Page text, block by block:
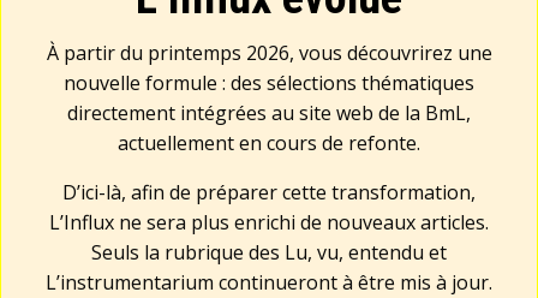
À partir du printemps 2026, vous découvrirez une
nouvelle formule : des sélections thématiques
directement intégrées au site web de la BmL,
actuellement en cours de refonte.
D’ici-là, afin de préparer cette transformation,
L’Influx ne sera plus enrichi de nouveaux articles.
Seuls la rubrique des Lu, vu, entendu et
L’instrumentarium continueront à être mis à jour.